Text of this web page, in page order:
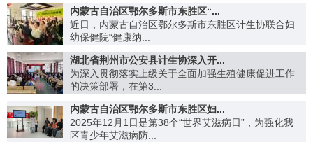
内蒙古自治区鄂尔多斯市东胜区“...
近日，内蒙古自治区鄂尔多斯市东胜区计生协联合妇
幼保健院“健康纳...
湖北省荆州市公安县计生协深入开...
为深入贯彻落实上级关于全面加强生殖健康促进工作
的决策部署，在第3...
内蒙古自治区鄂尔多斯市东胜区妇...
2025年12月1日是第38个“世界艾滋病日”，为强化我
区青少年艾滋病防...